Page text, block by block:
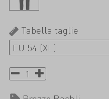
Tabella taglie